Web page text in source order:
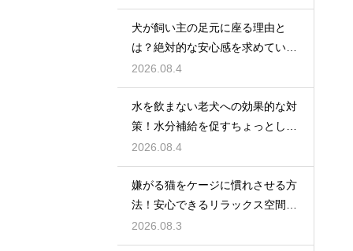
犬が飼い主の足元に座る理由と
は？絶対的な安心感を求めている
心理
2026.08.4
水を飲まない老犬への効果的な対
策！水分補給を促すちょっとした
工夫
2026.08.4
嫌がる猫をケージに慣れさせる方
法！安心できるリラックス空間の
作り方
2026.08.3